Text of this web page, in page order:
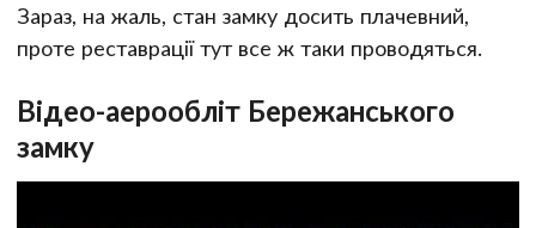
Зараз, на жаль, стан замку досить плачевний,
проте реставрації тут все ж таки проводяться.
Відео-аерообліт Бережанського
замку